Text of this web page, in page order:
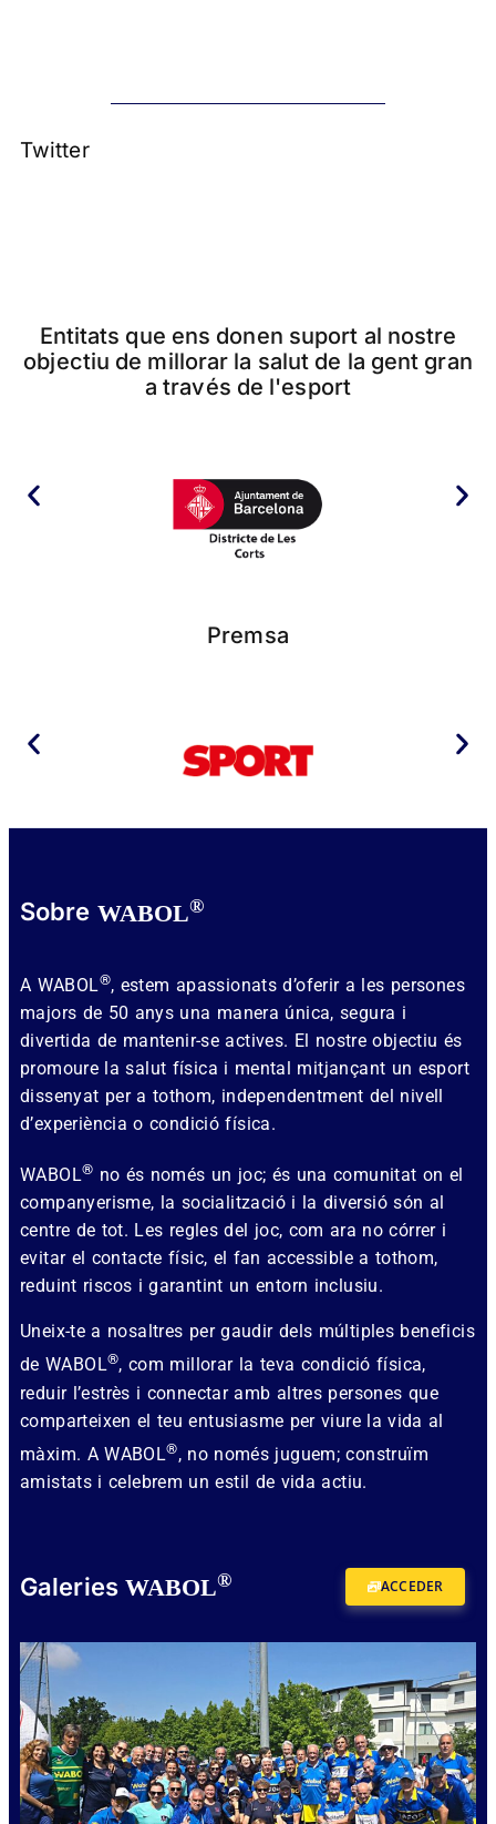
Twitter
Entitats que ens donen suport al nostre
objectiu de millorar la salut de la gent gran
a través de l'esport
Premsa
Sobre WABOL®
A WABOL®, estem apassionats d’oferir a les persones
majors de 50 anys una manera única, segura i
divertida de mantenir-se actives. El nostre objectiu és
promoure la salut física i mental mitjançant un esport
dissenyat per a tothom, independentment del nivell
d’experiència o condició física.
WABOL® no és només un joc; és una comunitat on el
companyerisme, la socialització i la diversió són al
centre de tot. Les regles del joc, com ara no córrer i
evitar el contacte físic, el fan accessible a tothom,
reduint riscos i garantint un entorn inclusiu.
Uneix-te a nosaltres per gaudir dels múltiples beneficis
de WABOL®, com millorar la teva condició física,
reduir l’estrès i connectar amb altres persones que
comparteixen el teu entusiasme per viure la vida al
màxim. A WABOL®, no només juguem; construïm
amistats i celebrem un estil de vida actiu.
Galeries WABOL® ACCEDER